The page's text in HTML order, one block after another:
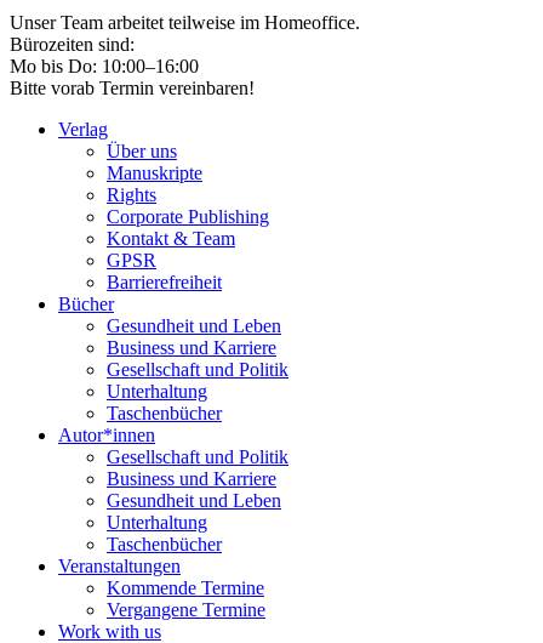
Unser Team arbeitet teilweise im Homeoffice.
Bürozeiten sind:
Mo bis Do: 10:00–16:00
Bitte vorab Termin vereinbaren!
Verlag
Über uns
Manuskripte
Rights
Corporate Publishing
Kontakt & Team
GPSR
Barrierefreiheit
Bücher
Gesundheit und Leben
Business und Karriere
Gesellschaft und Politik
Unterhaltung
Taschenbücher
Autor*innen
Gesellschaft und Politik
Business und Karriere
Gesundheit und Leben
Unterhaltung
Taschenbücher
Veranstaltungen
Kommende Termine
Vergangene Termine
Work with us